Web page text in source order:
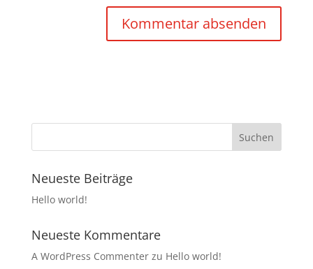
Neueste Beiträge
Hello world!
Neueste Kommentare
A WordPress Commenterzu Hello world!